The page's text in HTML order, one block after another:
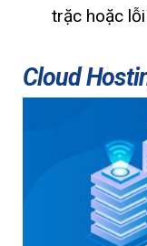
trặc hoặc
Cloud